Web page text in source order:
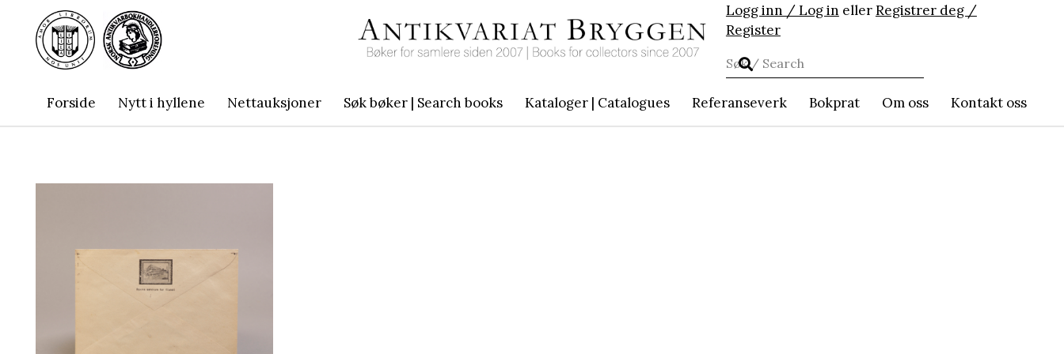
Logg inn / Log in ellerRegistrer deg /
Register
Forside Nytt i hyllene Nettauksjoner Søk bøker | Search books Kataloger | Catalogues Referanseverk Bokprat Om oss Kontakt oss